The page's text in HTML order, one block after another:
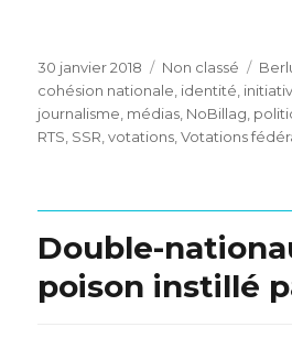
Posted
on
30 janvier 2018 Categories
Non classé Tags
cohésion nationale, identité,
journalisme, médias, NoBillag,
RTS, SSR,votations,Votations
Double-
poison instillé